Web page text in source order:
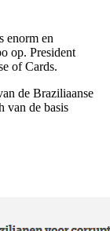
enorm en
op. President
of Cards.
de Braziliaanse
van de basis